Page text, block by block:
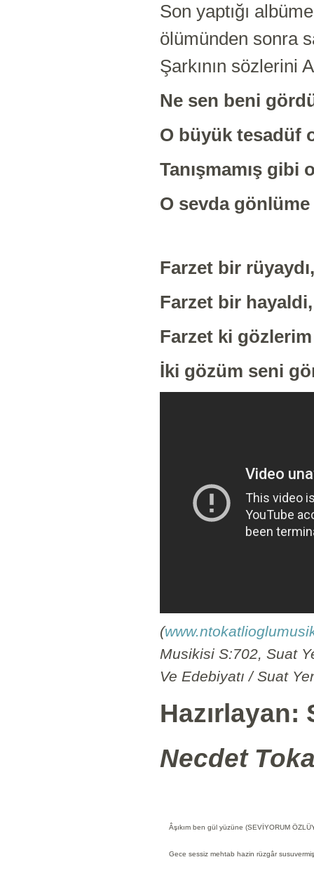
Son yaptığı
ölümünden sonra
Şarkının sözlerini
Ne sen beni
O büyük tesadüf
Tanışmamış gibi
O sevda
Farzet bir
Farzet bir
Farzet ki
İki gözüm seni
(
Musikisi S:702, Suat
Ve Edebiyatı / Suat
Hazırlayan:
Necdet
Âşıkım ben gül yüzüne (SEVİYORUM
Gece sessiz mehtab hazin rüzgâr susuvermiş